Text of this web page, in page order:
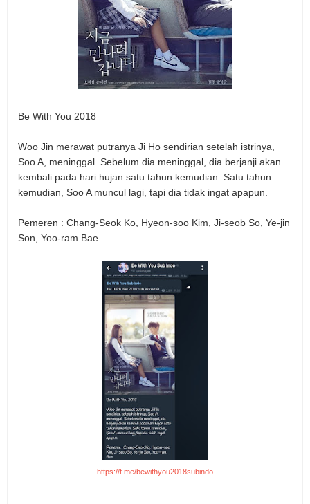
Be With You 2018
Woo Jin merawat putranya Ji Ho sendirian setelah istrinya,
Soo A, meninggal. Sebelum dia meninggal, dia berjanji akan
kembali pada hari hujan satu tahun kemudian. Satu tahun
kemudian, Soo A muncul lagi, tapi dia tidak ingat apapun.
Pemeren : Chang-Seok Ko, Hyeon-soo Kim, Ji-seob So, Ye-jin
Son, Yoo-ram Bae
https://t.me/bewithyou2018subindo